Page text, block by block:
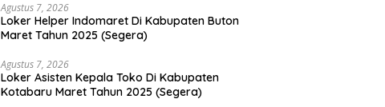
Agustus 7, 2026
Loker Helper Indomaret Di Kabupaten Buton
Maret Tahun 2025 (Segera)
Agustus 7, 2026
Loker Asisten Kepala Toko Di Kabupaten
Kotabaru Maret Tahun 2025 (Segera)